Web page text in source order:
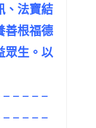
、法寶結
善根福德
眾生。以
– – – – –
– – – – –